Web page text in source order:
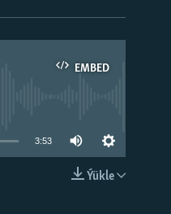
EMBED
3:53
Ýükle